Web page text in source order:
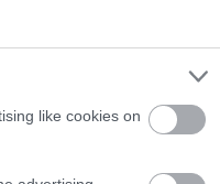
like cookies on
istván (20)
istván
70
archívum